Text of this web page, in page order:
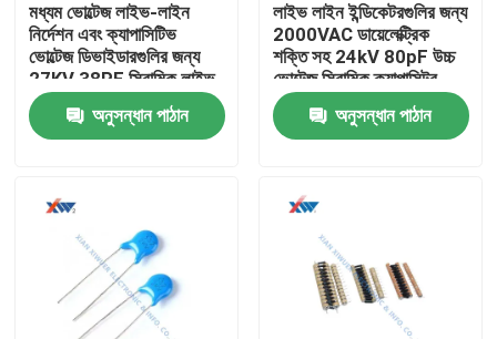
VR প্রদর্শন
মধ্যম ভোল্টেজ লাইভ-লাইন
নির্দেশন এবং ক্যাপাসিটিভ
ভোল্টেজ ডিভাইডারগুলির জন্য
27KV 38PF সিরামিক লাইভ
লাইন ক্যাপাসিটর
অনুসন্ধান পাঠান
লাইভ লাইন ইন্ডিকেটরগুলির জন্য
2000VAC ডায়েলেক্ট্রিক
শক্তি সহ 24kV 80pF উচ্চ
ভোল্টেজ সিরামিক ক্যাপাসিটর
অনুসন্ধান পাঠান